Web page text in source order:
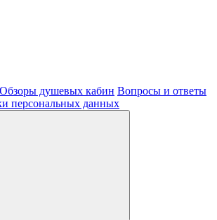
Обзоры душевых кабин Вопросы и ответы
персональных данных